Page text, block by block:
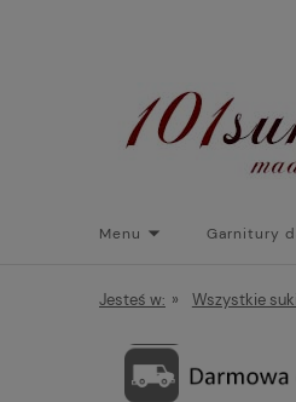
Menu Garnitury
Torebki do sukienek
Jesteś w: » Wszystkie